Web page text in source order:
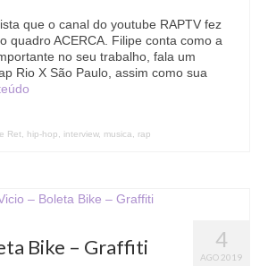
que o canal do youtube RAPTV fez
quadro ACERCA. Filipe conta como a
no seu trabalho, fala um
Rio X São Paulo, assim como sua
Ret, hip-hop, interview, musica, rap
4
AGO 2019
Bike – Graffiti